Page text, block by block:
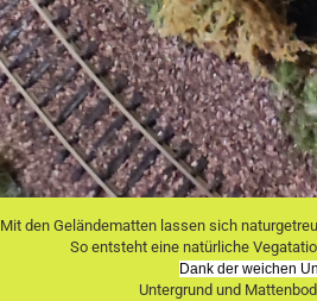
Mit den Geländematten lassen sich
So entsteht eine natürliche
Dank der weichen
Untergrund und